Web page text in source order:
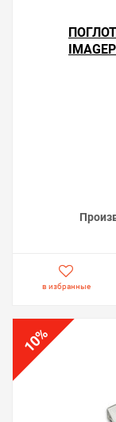
в избранные
10
%